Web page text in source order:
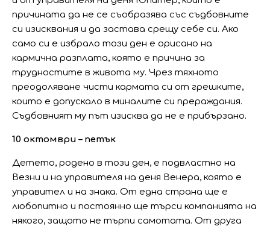
причината да не се съобразява със съдбовните
си изисквания и да застава срещу себе си. Ако
само си е избрало този ден е орисано на
кармична разплата, която е причина за
трудностите в живота му. Чрез тяхното
преодоляване чисти кармата си от грешките,
които е допускало в миналите си прераждания.
Съдбовният му път изисква да не е прибързано.
10 октомври – петък
Детето, родено в този ден, е подвластно на
Везни и на управителя на деня Венера, която е
управител и на знака. От една страна ще е
любопитно и постоянно ще търси компанията на
някого, защото не търпи самотата. От друга